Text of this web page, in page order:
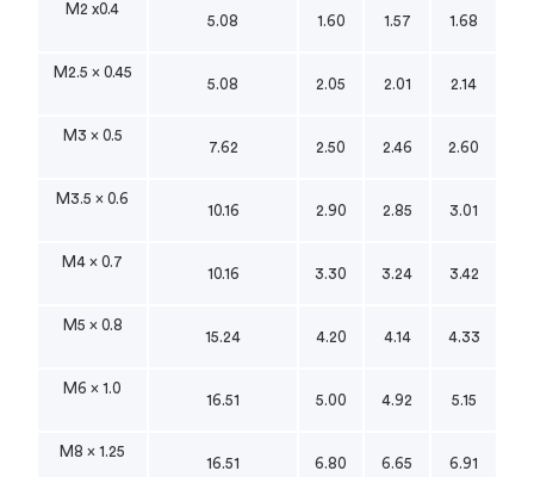
M2 x0.4
5.08 1.60 1.57 1.68
M2.5 x 0.45
5.08 2.05 2.01 2.14
M3 x 0.5
7.62 2.50 2.46 2.60
M3.5 x 0.6
10.16 2.90 2.85 3.01
M4 x 0.7
10.16 3.30 3.24 3.42
M5 x 0.8
15.24 4.20 4.14 4.33
M6 x 1.0
16.51 5.00 4.92 5.15
M8 x 1.25
16.51 6.80 6.65 6.91